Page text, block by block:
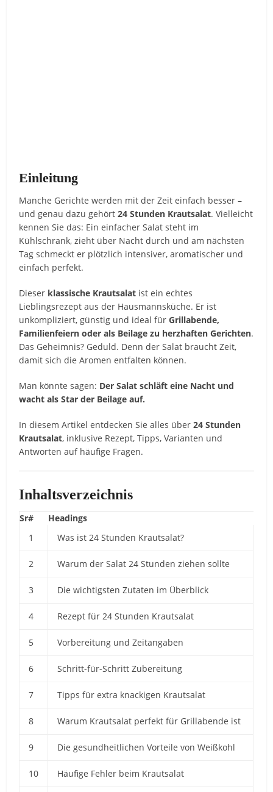
Einleitung
Manche Gerichtewerden mitderZeiteinfach besser –
undgenaudazugehört24Stunden Krautsalat.Vielleicht
kennenSiedas: EineinfacherSalatsteht im
Kühlschrank,zieht über Nachtdurch undam nächsten
Tagschmeckter plötzlich intensiver,aromatischer und
einfach perfekt.
Dieser klassische Krautsalat isteinechtes
Lieblingsrezeptausder Hausmannsküche. Er ist
unkompliziert,günstig und idealfürGrillabende,
Familienfeiernoderals Beilagezu herzhaftenGerichten.
Das Geheimnis? Geduld. DennderSalat brauchtZeit,
damitsichdieAromenentfalten können.
Man könntesagen: DerSalatschläfteine Nacht und
wachtalsStarder Beilageauf.
IndiesemArtikelentdeckenSiealles über24Stunden
Krautsalat, inklusive Rezept,Tipps,Varianten und
Antwortenauf häufige Fragen.
Inhaltsverzeichnis
Sr#
Headings
1
Was ist24Stunden Krautsalat?
2 WarumderSalat24Stundenziehensollte
3 DiewichtigstenZutaten im Überblick
4 Rezeptfür24Stunden Krautsalat
5 Vorbereitung undZeitangaben
6 Schritt-für-SchrittZubereitung
7 Tippsfürextra knackigen Krautsalat
8 Warum Krautsalat perfektfür Grillabende ist
9 DiegesundheitlichenVorteilevonWeißkohl
10 Häufige Fehler beim Krautsalat